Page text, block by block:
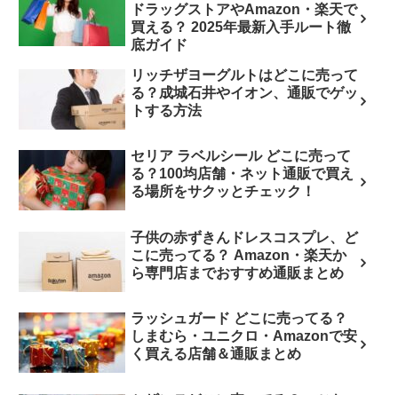
ドラッグストアやAmazon・楽天で
買える？ 2025年最新入手ルート徹
底ガイド
リッチザヨーグルトはどこに売って
る？成城石井やイオン、通販でゲッ
トする方法
セリア ラベルシール どこに売って
る？100均店舗・ネット通販で買え
る場所をサクッとチェック！
子供の赤ずきんドレスコスプレ、ど
こに売ってる？ Amazon・楽天か
ら専門店までおすすめ通販まとめ
ラッシュガード どこに売ってる？
しまむら・ユニクロ・Amazonで安
く買える店舗＆通販まとめ